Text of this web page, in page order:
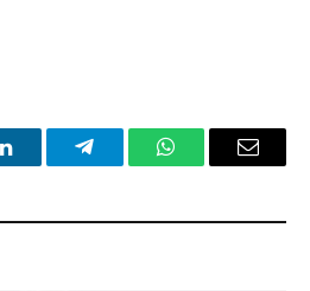
LinkedInTelegramWhatsAppEmail